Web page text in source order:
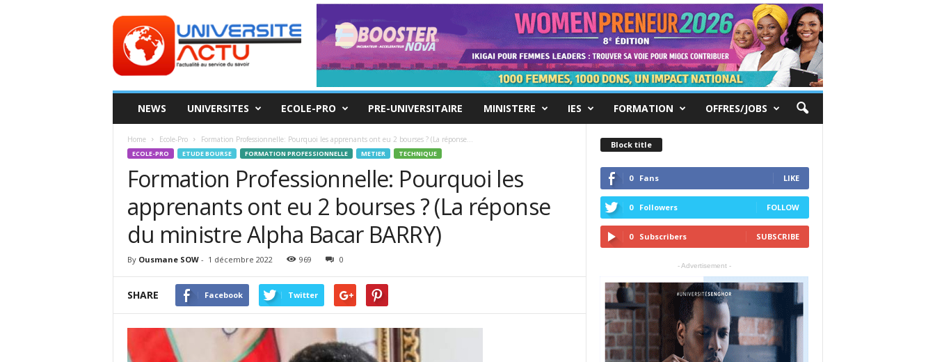
ACTU
NEWS UNIVERSITES ECOLE-PRO PRE-UNIVERSITAIRE MINISTERE IES FORMATION OFFRES/JOBS
Home Ecole-Pro Formation Professionnelle: Pourquoi les apprenants ont eu 2 bourses ? (La réponse...
ECOLE-PRO ETUDE BOURSE FORMATION PROFESSIONNELLE METIER TECHNIQUE
Formation Professionnelle: Pourquoi les
apprenants ont eu 2 bourses ? (La réponse
du ministre Alpha Bacar BARRY)
By Ousmane SOW- 1 décembre 2022 969 0
SHARE Facebook Twitter
Block title
0 Fans LIKE
0 Followers FOLLOW
0 Subscribers SUBSCRIBE
- Advertisement -